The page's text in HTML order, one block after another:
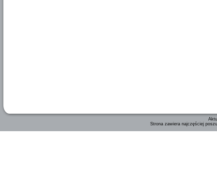
Strona zawiera najczęściej